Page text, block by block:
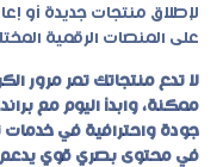
لإطلاق منتجات جديدة أو
على المنصات الرقمية
لا تدع منتجاتك تمر مرور
ممكنة، وابدأ اليوم مع
جودة واحترافية في خدمات
في محتوى بصري قوي يدعم